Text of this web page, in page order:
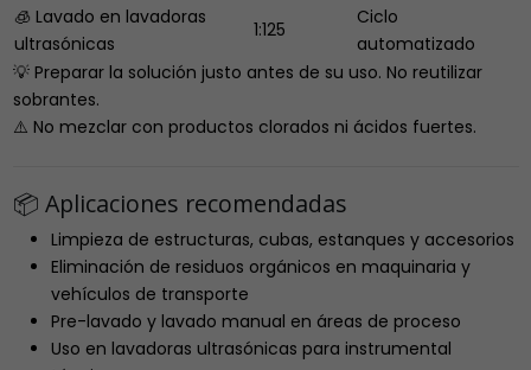
🧊 Lavado en lavadoras
ultrasónicas
1:125
Ciclo
automatizado
💡 Preparar la solución justo antes de su uso. No reutilizar
sobrantes.
⚠️ No mezclar con productos clorados ni ácidos fuertes.
📦 Aplicaciones recomendadas
Limpieza de estructuras, cubas, estanques y accesorios
Eliminación de residuos orgánicos en maquinaria y
vehículos de transporte
Pre-lavado y lavado manual en áreas de proceso
Uso en lavadoras ultrasónicas para instrumental